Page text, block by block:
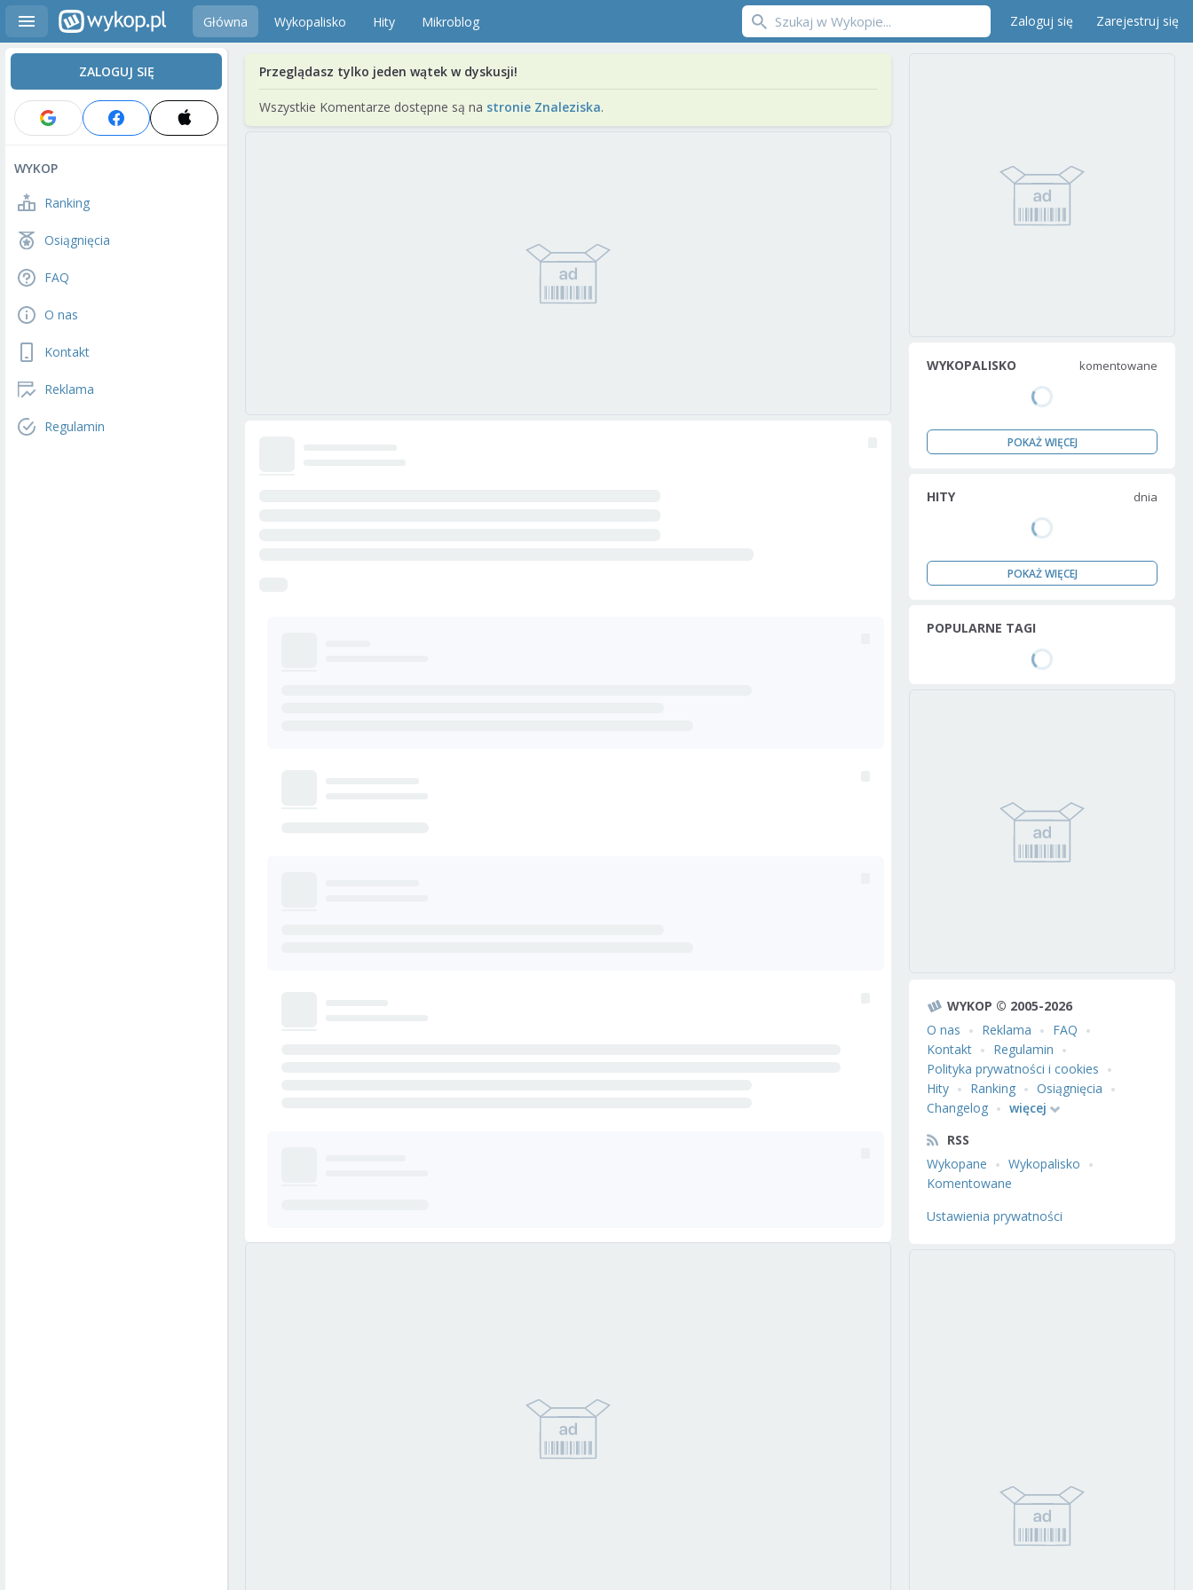
Główna Wykopalisko Hity Mikroblog Zaloguj się Zarejestruj się
ZALOGUJ SIĘ
WYKOP
Ranking
Osiągnięcia
FAQ
O nas
Kontakt
Reklama
Regulamin
Przeglądasz tylko jeden wątek w dyskusji!
Wszystkie Komentarze dostępne są na stronie Znaleziska.
WYKOPALISKO komentowane
POKAŻ WIĘCEJ
HITY dnia
POKAŻ WIĘCEJ
POPULARNE TAGI
WYKOP © 2005-2026
O nas
Reklama
FAQ
Kontakt
Regulamin
Polityka prywatności i cookies
Hity
Ranking
Osiągnięcia
Changelog
więcej
RSS
Wykopane
Wykopalisko
Komentowane
Ustawienia prywatności